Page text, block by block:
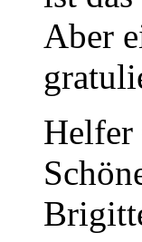
Aber
Helfer